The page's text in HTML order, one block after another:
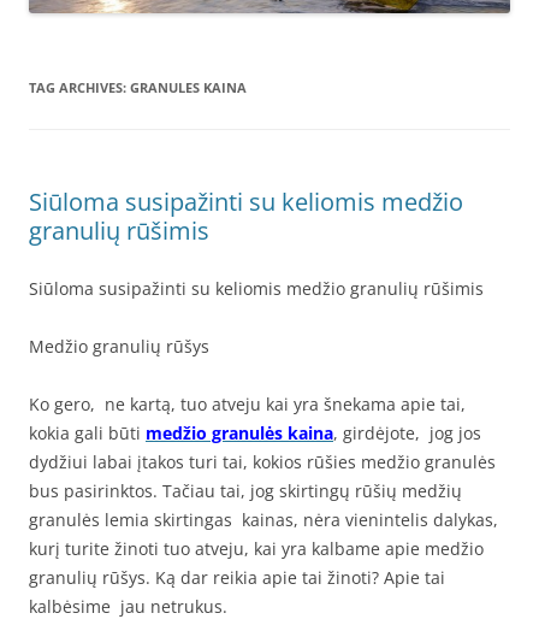
TAG ARCHIVES: GRANULES KAINA
Siūloma susipažinti su keliomis medžio
granulių rūšimis
Siūloma susipažinti su keliomis medžio granulių rūšimis
Medžio granulių rūšys
Ko gero, ne kartą, tuo atveju kai yra šnekama apie tai,
kokia gali būti medžio granulės kaina, girdėjote, jog jos
dydžiui labai įtakos turi tai, kokios rūšies medžio granulės
bus pasirinktos. Tačiau tai, jog skirtingų rūšių medžių
granulės lemia skirtingas kainas, nėra vienintelis dalykas,
kurį turite žinoti tuo atveju, kai yra kalbame apie medžio
granulių rūšys. Ką dar reikia apie tai žinoti? Apie tai
kalbėsime jau netrukus.